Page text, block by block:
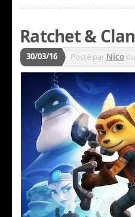
Ratchet &
30/03/16 Posté par Nico